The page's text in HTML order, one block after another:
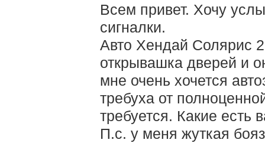
Всем привет. Хочу
сигналки.
Авто Хендай Солярис
открывашка дверей и
мне очень хочется
требуха от
требуется. Какие есть
П.с. у меня жуткая